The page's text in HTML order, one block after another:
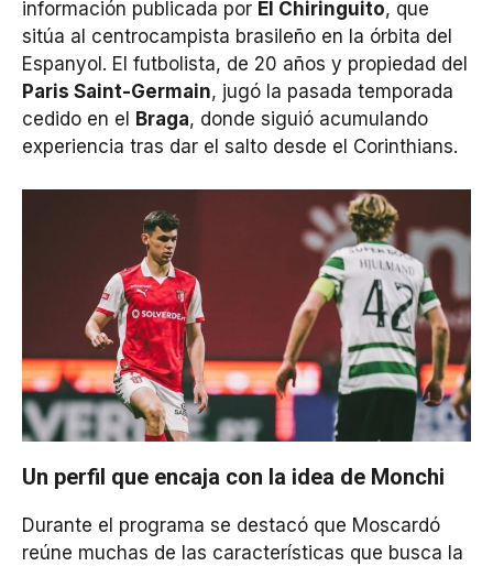
información publicada por El Chiringuito, que
sitúa al centrocampista brasileño en la órbita del
Espanyol. El futbolista, de 20 años y propiedad del
Paris Saint-Germain, jugó la pasada temporada
cedido en el Braga, donde siguió acumulando
experiencia tras dar el salto desde el Corinthians.
Un perfil que encaja con la idea de Monchi
Durante el programa se destacó que Moscardó
reúne muchas de las características que busca la